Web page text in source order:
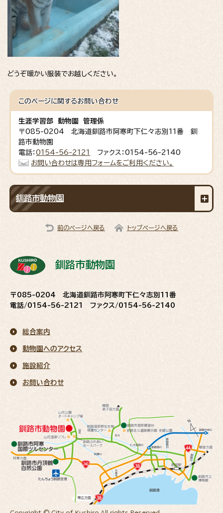
どうぞ暖かい服装でお越しください。
このページに関するお問い合わせ
生涯学習部 動物園 管理係
〒085-0204 北海道釧路市阿寒町下仁々志別11番 釧
路市動物園
電話：0154-56-2121
ファクス：0154-56-2140
お問い合わせは専用フォームをご利用ください。
釧路市動物園
前のページへ戻る トップページへ戻る
釧路市動物園
〒085-0204 北海道釧路市阿寒町下仁々志別11番
電話/0154-56-2121 ファクス/0154-56-2140
総合案内
動物園へのアクセス
施設紹介
お問い合わせ